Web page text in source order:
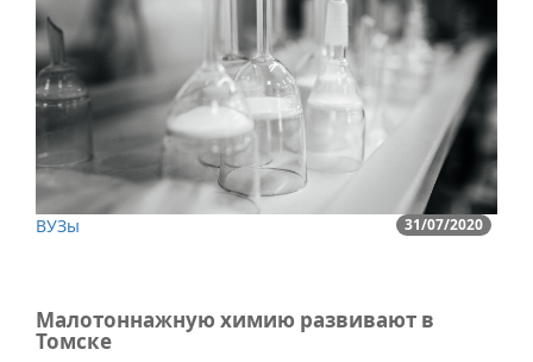
31/07/2020
ВУЗы
Малотоннажную химию развивают в
Томске